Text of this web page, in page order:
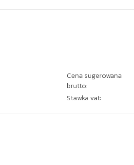
Cena sugerowana
brutto:
Stawka vat: